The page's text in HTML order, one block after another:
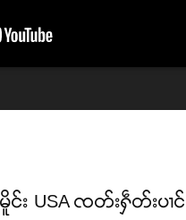
း USA ၸတ်းႁဵတ်းပ